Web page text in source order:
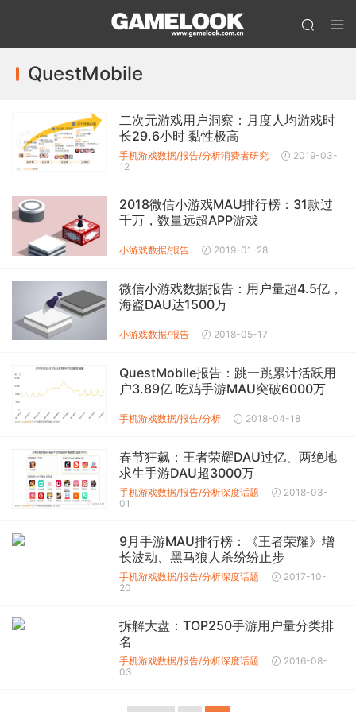
QuestMobile
二次元游戏用户洞察：月度人均游戏时
长29.6小时 黏性极高
手机游戏数据/报告/分析消费者研究
2019-03-
12
2018微信小游戏MAU排行榜：31款过
千万，数量远超APP游戏
小游戏数据/报告 2019-01-28
微信小游戏数据报告：用户量超4.5亿，
海盗DAU达1500万
小游戏数据/报告 2018-05-17
QuestMobile报告：跳一跳累计活跃用
户3.89亿 吃鸡手游MAU突破6000万
手机游戏数据/报告/分析 2018-04-18
春节狂飙：王者荣耀DAU过亿、两绝地
求生手游DAU超3000万
手机游戏数据/报告/分析深度话题
2018-03-
01
9月手游MAU排行榜：《王者荣耀》增
长波动、黑马狼人杀纷纷止步
手机游戏数据/报告/分析深度话题
2017-10-
20
拆解大盘：TOP250手游用户量分类排
名
手机游戏数据/报告/分析深度话题
2016-08-
03